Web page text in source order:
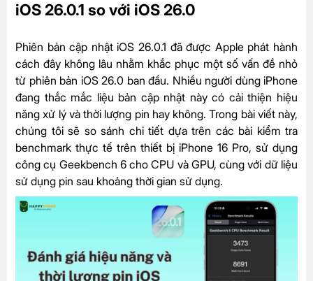
iOS 26.0.1 so với iOS 26.0
Phiên bản cập nhật iOS 26.0.1 đã được Apple phát hành
cách đây không lâu nhằm khắc phục một số vấn đề nhỏ
từ phiên bản iOS 26.0 ban đầu. Nhiều người dùng iPhone
đang thắc mắc liệu bản cập nhật này có cải thiện hiệu
năng xử lý và thời lượng pin hay không. Trong bài viết này,
chúng tôi sẽ so sánh chi tiết dựa trên các bài kiểm tra
benchmark thực tế trên thiết bị iPhone 16 Pro, sử dụng
công cụ Geekbench 6 cho CPU và GPU, cùng với dữ liệu
sử dụng pin sau khoảng thời gian sử dụng.